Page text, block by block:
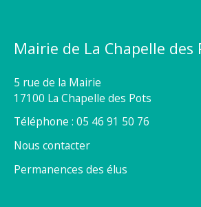
Mairie de La Chapelle des
5 rue de la Mairie
17100 La Chapelle des Pots
Téléphone : 05 46 91 50 76
Nous contacter
Permanences des élus